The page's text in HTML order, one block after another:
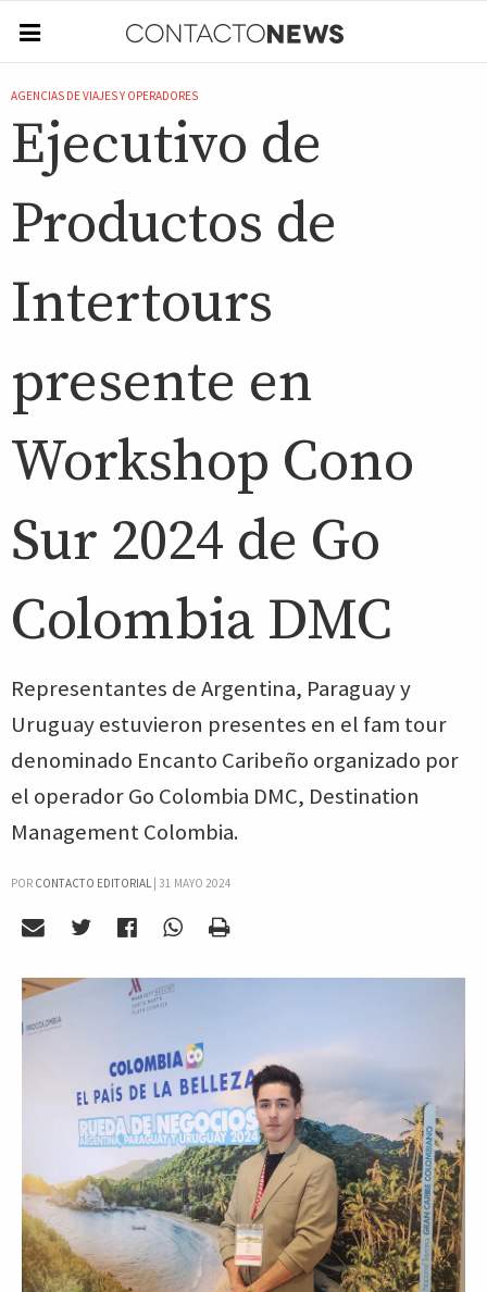
AGENCIAS DE VIAJES Y OPERADORES
Ejecutivo de
Productos de
Intertours
presente en
Workshop Cono
Sur 2024 de Go
Colombia DMC
Representantes de Argentina, Paraguay y
Uruguay estuvieron presentes en el fam tour
denominado Encanto Caribeño organizado por
el operador Go Colombia DMC, Destination
Management Colombia.
POR CONTACTO EDITORIAL| 31 MAYO 2024